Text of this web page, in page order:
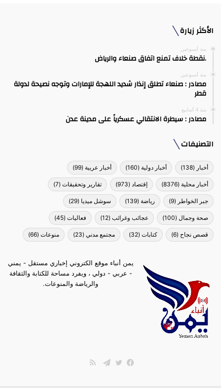
الأكثر زيارة
منذ أسبوعين
.نقطة خلاف تمنع اتفاق صنعاء والرياض
منذ أسبوعين
مصادر : صنعاء تطلق إنذار شديد اللهجة للإمارات وتوجه نصيحة لدولة
قطر
منذ 4 أسابيع
مصادر : سيطرة الانتقالي عسكرياً على مدينة عدن
التصنيفات
أخبار (138) أخبار دولية (160) أخبار عربية (99)
أخبار محلية (8376) إقتصاد (973) تقارير وتحقيقات (7)
جبر الخواطر (9) رياضة (139) سوشل ميديا (29)
صحة وجمال (100) عجائب وغرائب (12) فعاليات (45)
قصص نجاح (6) كتابات (32) مجتمع مدني (23) منوعات (66)
يمن أنباء موقع الكتروني إخباري مستقل - يمني
- عربي - دولي ، ويفرد مساحة للكتابة والثقافة
والرياضة والمنوعات.